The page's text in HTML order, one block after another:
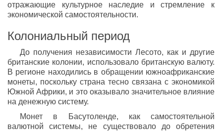
отражающие культурное наследие и стремление к
экономической самостоятельности.
Колониальный период
До получения независимости Лесото, как и другие
британские колонии, использовало британскую валюту.
В регионе находились в обращении южноафриканские
монеты, поскольку страна тесно связана с экономикой
Южной Африки, и это оказывало значительное влияние
на денежную систему.
Монет в Басутоленде, как самостоятельной
валютной системы, не существовало до обретения